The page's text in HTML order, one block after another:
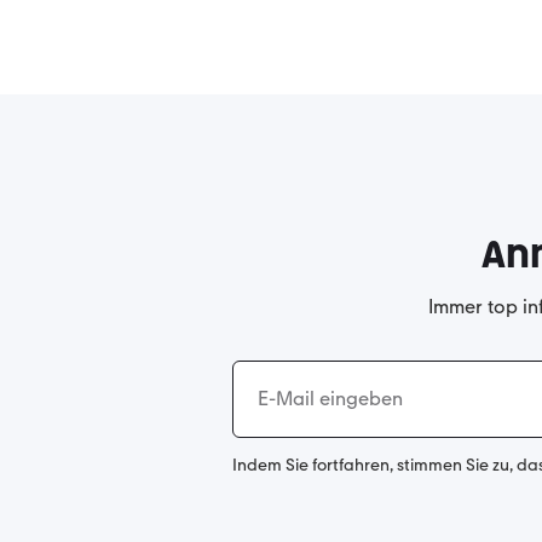
Immer top
Indem Sie fortfahren, stimmen Sie zu,